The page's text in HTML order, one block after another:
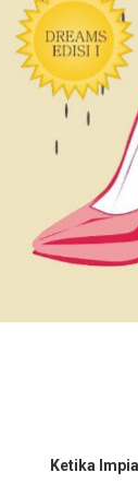
Ketika